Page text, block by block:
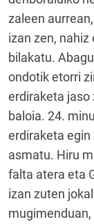
zaleen
izan zen, nahiz
bilakatu.
ondotik etorri
erdiraketa jaso
baloia. 24.
erdiraketa egin
asmatu. Hiru
falta atera eta
izan zuten